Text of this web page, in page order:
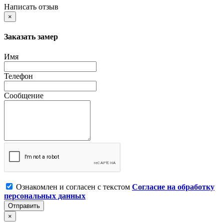
Написать отзыв
×
Заказать замер
Имя
Телефон
Сообщение
Ознакомлен и согласен с текстом Согласие на обработку
персональных данных
Отправить
×